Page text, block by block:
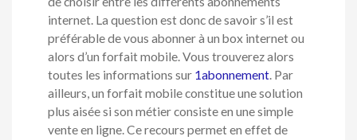
internet. La question est donc de savoir s’il est
préférable de vous abonner à un box internet ou
alors d’un forfait mobile. Vous trouverez alors
toutes les informations sur 1abonnement. Par
ailleurs, un forfait mobile constitue une solution
plus aisée si son métier consiste en une simple
vente en ligne. Ce recours permet en effet de